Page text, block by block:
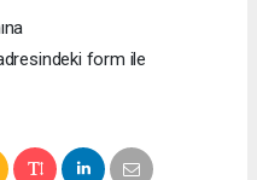
form ile